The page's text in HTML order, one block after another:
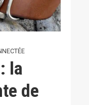
la
de